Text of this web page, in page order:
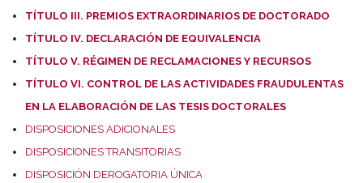
TÍTULO III. PREMIOS EXTRAORDINARIOS DE DOCTORADO
TÍTULO IV. DECLARACIÓN DE EQUIVALENCIA
TÍTULO V. RÉGIMEN DE RECLAMACIONES Y RECURSOS
TÍTULO VI. CONTROL DE LAS ACTIVIDADES FRAUDULENTAS
EN LA ELABORACIÓN DE LAS TESIS DOCTORALES
DISPOSICIONES ADICIONALES
DISPOSICIONES TRANSITORIAS
DISPOSICIÓN DEROGATORIA ÚNICA